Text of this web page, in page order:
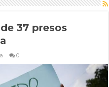
37 presos
0